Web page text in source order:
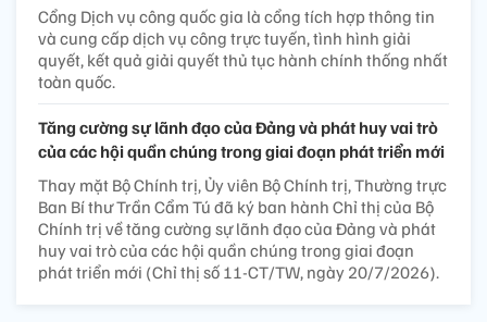
Cổng Dịch vụ công quốc gia là cổng tích hợp thông tin
và cung cấp dịch vụ công trực tuyến, tình hình giải
quyết, kết quả giải quyết thủ tục hành chính thống nhất
toàn quốc.
Tăng cường sự lãnh đạo của Đảng và phát huy vai trò
của các hội quần chúng trong giai đoạn phát triển mới
Thay mặt Bộ Chính trị, Ủy viên Bộ Chính trị, Thường trực
Ban Bí thư Trần Cẩm Tú đã ký ban hành Chỉ thị của Bộ
Chính trị về tăng cường sự lãnh đạo của Đảng và phát
huy vai trò của các hội quần chúng trong giai đoạn
phát triển mới (Chỉ thị số 11-CT/TW, ngày 20/7/2026).